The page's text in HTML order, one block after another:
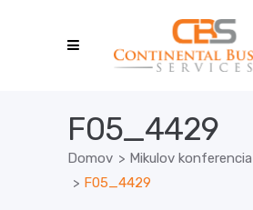
F05_4429
Domov > Mikulov
> F05_4429